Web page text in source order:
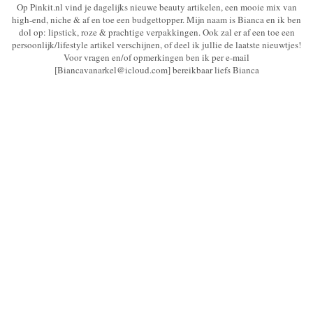
Op Pinkit.nl vind je dagelijks nieuwe beauty artikelen, een mooie mix van
high-end, niche & af en toe een budgettopper. Mijn naam is Bianca en ik ben
dol op: lipstick, roze & prachtige verpakkingen. Ook zal er af een toe een
persoonlijk/lifestyle artikel verschijnen, of deel ik jullie de laatste nieuwtjes!
Voor vragen en/of opmerkingen ben ik per e-mail
[Biancavanarkel@icloud.com] bereikbaar liefs Bianca